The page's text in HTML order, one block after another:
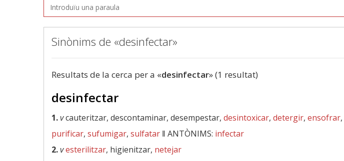
Sinònims de «desinfectar»
Resultats de la cerca per a «desinfectar» (1 resultat)
desinfectar
1.vcauteritzar, descontaminar, desempestar, desintoxicar, detergir, ensofrar,
purificar, sufumigar, sulfatar ‖ ANTÒNIMS: infectar
2.vesterilitzar, higienitzar, netejar